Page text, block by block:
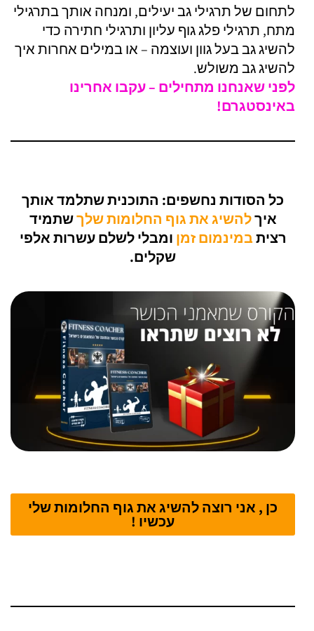
לתחום של תרגילי גב יעילים, ומנחה אותך בתרגילי
מתח, תרגילי פלג גוף עליון ותרגילי חתירה כדי
להשיג גב בעל גוון ועוצמה – או במילים אחרות איך
להשיג גב משולש.
לפני שאנחנו מתחילים – עקבו אחרינו
באינסטגרם!
כל הסודות נחשפים: התוכנית שתלמד אותך
איךלהשיג את גוף החלומות שלךשתמיד
רציתבמינמום זמן ומבלי לשלם עשרות אלפי
שקלים.
כן , אני רוצה להשיג את גוף החלומות שלי
עכשיו !